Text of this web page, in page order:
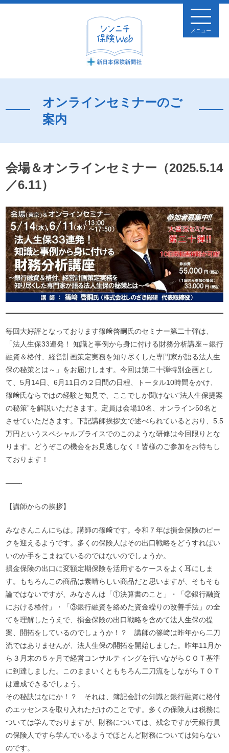
メニュー
オンラインセミナーのご
案内
会場＆オンラインセミナー（2025.5.14
／6.11）
毎回大好評となっております篠﨑啓嗣氏のセミナー第二十弾は、
「法人生保33連発！ 知識と事例から身に付ける財務分析講座～銀行
融資＆格付、経営計画策定実務を知り尽くした専門家が語る法人生
保の秘策とは～」をお届けします。今回は第二十弾特別企画とし
て、5月14日、6月11日の２日間の日程、トータル10時間をかけ、
篠﨑氏ならではの経験と知見で、ここでしか聞けない“法人生保提案
の秘策”を解説いただきます。定員は会場10名、オンライン50名と
させていただきます。下記講師挨拶文で述べられているとおり、5.5
万円というスペシャルプライスでのこのような研修は今回限りとな
ります。どうぞこの機会をお見逃しなく！皆様のご参加をお待ちし
ております！
——-
【講師からの挨拶】
みなさんこんにちは。講師の篠﨑です。令和７年は損金保険のピー
クを迎えるようです。多くの保険人はその出口戦略をどうすればい
いのか手をこまねているのではないのでしょうか。
損金保険の出口に変額定期保険を活用するケースをよく耳にしま
す。もちろんこの商品は素晴らしい商品だと思いますが、そもそも
論ではないですが、みなさんは「①決算書のこと」・「②銀行融資
における格付」・「③銀行融資を絡めた資金繰りの改善手法」の全
てを理解したうえで、損金保険の出口戦略を含めて法人生保の提
案、開拓をしているのでしょうか！？ 講師の篠﨑は昨年から二刀
流ではありませんが、法人生保の開拓を開始しました。昨年11月か
ら３月末の５ヶ月で経営コンサルティングを行いながらＣＯＴ基準
に到達しました。このままいくともちろん二刀流をしながらＴＯＴ
は達成できるでしょう。
その秘訣はなにか！？ それは、簿記会計の知識と銀行融資に格付
のエッセンスを取り入れただけのことです。多くの保険人は税務に
ついては学んでおりますが、財務については、残念ですが元銀行員
の保険人ですら学んでいるようでほとんど財務については知らない
のです。